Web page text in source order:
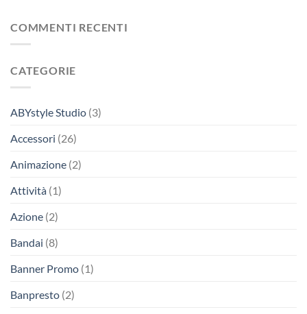
COMMENTI RECENTI
CATEGORIE
ABYstyle Studio (3)
Accessori (26)
Animazione (2)
Attività (1)
Azione (2)
Bandai (8)
Banner Promo (1)
Banpresto (2)